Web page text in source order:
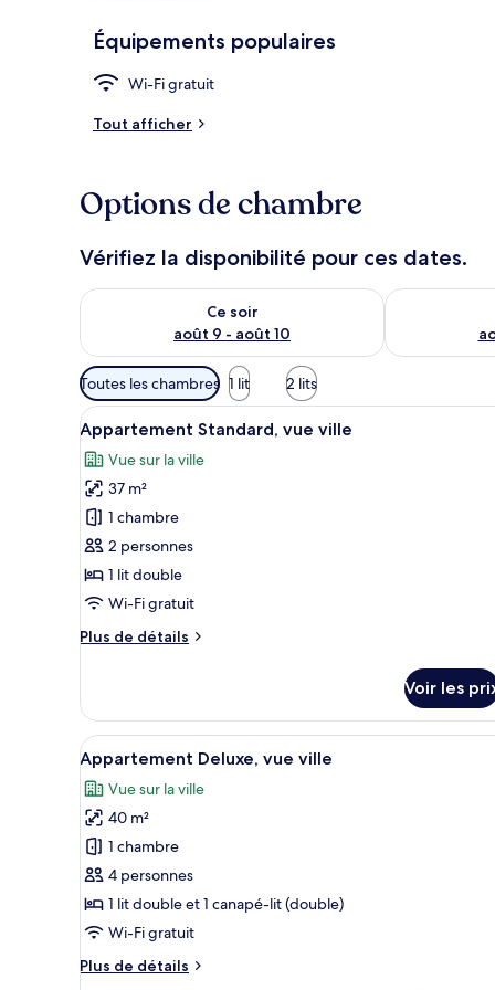
Équipements populaires
Wi-Fi gratuit
Tout afficher
Options de chambre
Vérifiez la disponibilité pour ces dates.
Ce soir
août 9 - août 10
Vérifier la disponibilité pour ce soir août 9 - août 10
Vérifier la
Filtres
disponibles
pour
les
chambres
Toutes les chambres 1 lit 2 lits
Afficher
toutes
les
photos
pour
ce
type
de
chambre :
Appartement
ville
Une chambre avec un mur
11
Appartement Standard, vue ville
Vue sur la ville
37 m²
1 chambre
2 personnes
1 lit double
Wi-Fi gratuit
Plus de détails
Plus
le
type
de
chambre
Appartement
Standard,
vue
ville
Voir les
Afficher
toutes
les
photos
pour
ce
type
de
chambre :
Appartement
Un salon chaleureux avec un
11
Appartement Deluxe, vue ville
Vue sur la ville
40 m²
1 chambre
4 personnes
1 lit double et 1 canapé-lit (double)
Wi-Fi gratuit
Plus de détails
Plus